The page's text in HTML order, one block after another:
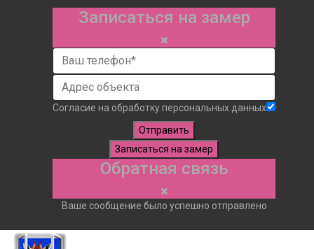
Записаться на замер
Согласие на обработку персональных данных
Отправить
Записаться на замер
Обратная связь
Ваше сообщение было успешно отправлено